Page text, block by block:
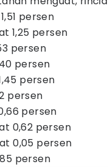
persen
1,25 persen
persen
persen
persen
persen
persen
0,62 persen
0,05 persen
persen